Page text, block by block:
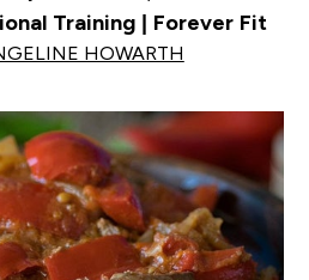
Training | Forever Fit
HOWARTH